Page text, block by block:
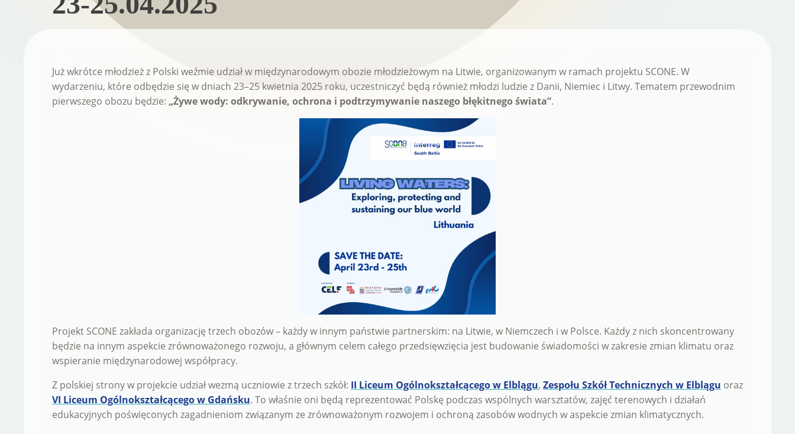
Już wkrótce młodzież z Polski weźmie udział w międzynarodowym obozie młodzieżowym na Litwie, organizowanym w ramach projektu SCONE. W
wydarzeniu, które odbędzie się w dniach 23–25 kwietnia 2025 roku, uczestniczyć będą również młodzi ludzie z Danii, Niemiec i Litwy. Tematem przewodnim
pierwszego obozu będzie: „Żywe wody: odkrywanie, ochrona i podtrzymywanie naszego błękitnego świata”.
Projekt SCONE zakłada organizację trzech obozów – każdy w innym państwie partnerskim: na Litwie, w Niemczech i w Polsce. Każdy z nich skoncentrowany
będzie na innym aspekcie zrównoważonego rozwoju, a głównym celem całego przedsięwzięcia jest budowanie świadomości w zakresie zmian klimatu oraz
wspieranie międzynarodowej współpracy.
Z polskiej strony w projekcie udział wezmą uczniowie z trzech szkół: II Liceum Ogólnokształcącego w Elblągu, Zespołu Szkół Technicznych w Elblągu oraz
VI Liceum Ogólnokształcącego w Gdańsku. To właśnie oni będą reprezentować Polskę podczas wspólnych warsztatów, zajęć terenowych i działań
edukacyjnych poświęconych zagadnieniom związanym ze zrównoważonym rozwojem i ochroną zasobów wodnych w aspekcie zmian klimatycznych.